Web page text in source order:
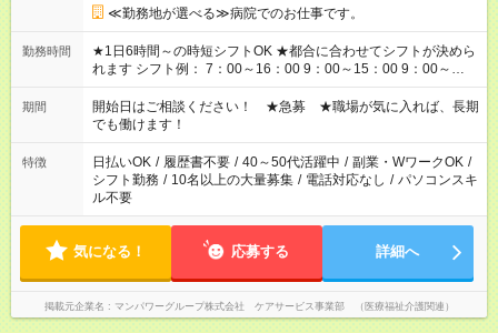
≪勤務地が選べる≫病院でのお仕事です。
勤務時間
★1日6時間～の時短シフトOK ★都合に合わせてシフトが決めら
れます シフト例： 7：00～16：00 9：00～15：00 9：00～
18：00 11：00～20：00 など ※Wワークの場合、他のお仕事と
合わせ週40時間超の就業はご案内できません ※法令に基づき、
週20時間以上勤務は社会保険への加入対象となります ※労働者
派遣法（日雇い派遣の原則禁止）により、短時間・短期間の就
業はご案内が難しい場合があります
期間
開始日はご相談ください！ ★急募 ★職場が気に入れば、長期
でも働けます！
特徴 日払いOK / 履歴書不要 / 40～50代活躍中 / 副業・WワークOK /
シフト勤務 / 10名以上の大量募集 / 電話対応なし / パソコンスキ
ル不要
気になる！ 応募する 詳細へ
掲載元企業名 マンパワーグループ株式会社 ケアサービス事業部 （医療福祉介護関連）